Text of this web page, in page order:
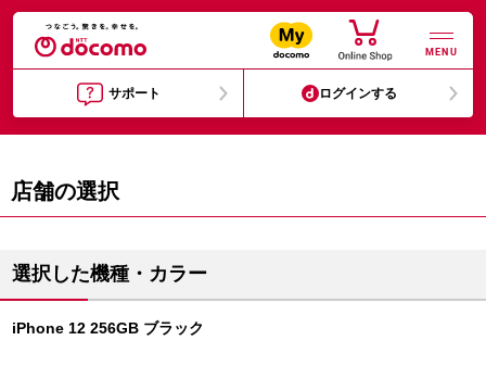
MENU
サポート ログインする
店舗の選択
選択した機種・カラー
iPhone 12 256GB ブラック